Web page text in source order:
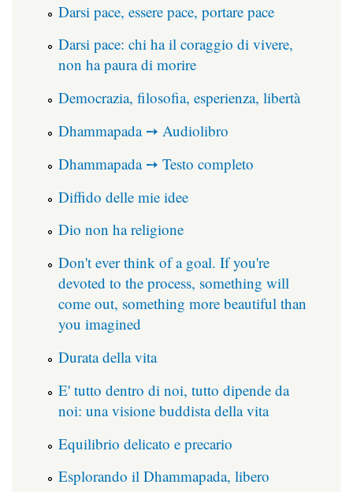
Darsi pace, essere pace, portare pace
Darsi pace: chi ha il coraggio di vivere,
non ha paura di morire
Democrazia, filosofia, esperienza, libertà
Dhammapada ➙ Audiolibro
Dhammapada ➙ Testo completo
Diffido delle mie idee
Dio non ha religione
Don't ever think of a goal. If you're
devoted to the process, something will
come out, something more beautiful than
you imagined
Durata della vita
E' tutto dentro di noi, tutto dipende da
noi: una visione buddista della vita
Equilibrio delicato e precario
Esplorando il Dhammapada, libero